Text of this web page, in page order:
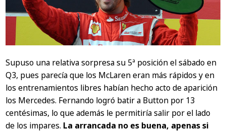
Supuso una relativa sorpresa su 5ª posición el sábado en
Q3, pues parecía que los McLaren eran más rápidos y en
los entrenamientos libres habían hecho acto de aparición
los Mercedes. Fernando logró batir a Button por 13
centésimas, lo que además le permitiría salir por el lado
de los impares. La arrancada no es buena, apenas si